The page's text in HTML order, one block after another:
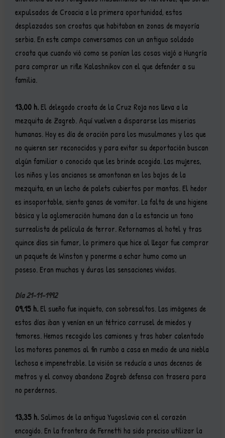
expulsados de Croacia a la primera oportunidad, estos
desplazados son croatas que habitaban en zonas de mayoría
serbia. En este campo conversamos con un antiguo soldado
croata que cuando vió como se ponían las cosas viajó a Hungría
para comprar un rifle Kalashnikov con el que defender a su
familia.
13,00 h. El delegado croata de la Cruz Roja nos lleva a la
mezquita de Zagreb. Aquí vuelven a dispararse las miserias
humanas. Hoy es día de oración para los musulmanes y los que
no quieren ser reconocidos y para evitar su deportación buscan
algún familiar o conocido que les brinde acogida. Las mujeres,
los niños y los ancianos se amontonan en los bajos de la
mezquita, en un lecho de palets cubiertos por mantas. El hedor
es insoportable, siento ganas de vomitar. La falta de una higiene
básica y la aglomeración humana dan a la estancia un tono
surrealista de película de terror. Retornamos al hotel y tras
quince días sin fumar, lo primero que hice al llegar fue comprar
un paquete de Winston y ponerme a echar humo como un
poseso. Eran muchas y duras las sensaciones vividas.
Día 21-11-1992
09,15 h. El sueño fue inquieto, con sobresaltos. Las imágenes de
estos días iban y venían en un tétrico carrusel de miedos y
temores. Hemos recogido los camiones y tras haber calentado
los motores ponemos al fin rumbo a casa en medio de una niebla
lechosa e impenetrable. La visión se reducía a unas decenas de
metros y el convoy abandona Zagreb defensa con trasera para
no perdernos.
13,35 h. Salimos de la antigua Yugoslavia con el corazón
encogido. En la frontera de Fernetti ha sido preciso utilizar la